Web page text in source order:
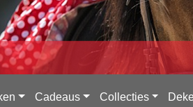
Cadeaus Collecties